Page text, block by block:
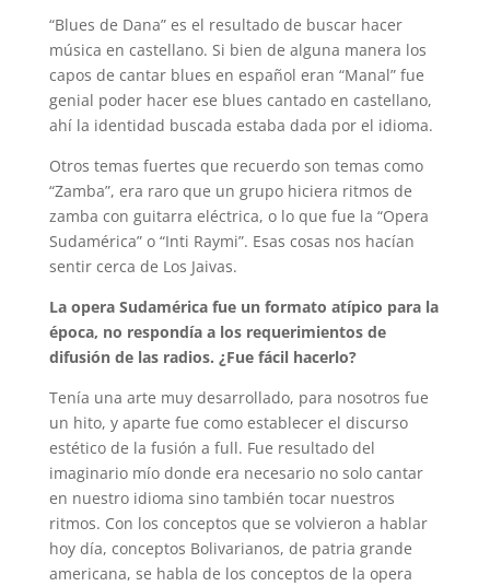
“Blues de Dana” es el resultado de buscar hacer
música en castellano. Si bien de alguna manera los
capos de cantar blues en español eran “Manal” fue
genial poder hacer ese blues cantado en castellano,
ahí la identidad buscada estaba dada por el idioma.
Otros temas fuertes que recuerdo son temas como
“Zamba”, era raro que un grupo hiciera ritmos de
zamba con guitarra eléctrica, o lo que fue la “Opera
Sudamérica” o “Inti Raymi”. Esas cosas nos hacían
sentir cerca de Los Jaivas.
La opera Sudamérica fue un formato atípico para la
época, no respondía a los requerimientos de
difusión de las radios. ¿Fue fácil hacerlo?
Tenía una arte muy desarrollado, para nosotros fue
un hito, y aparte fue como establecer el discurso
estético de la fusión a full. Fue resultado del
imaginario mío donde era necesario no solo cantar
en nuestro idioma sino también tocar nuestros
ritmos. Con los conceptos que se volvieron a hablar
hoy día, conceptos Bolivarianos, de patria grande
americana, se habla de los conceptos de la opera